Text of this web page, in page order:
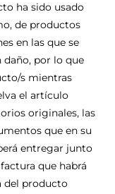
ha sido usado
de productos
en las que se
por lo que
s mientras
el artículo
originales, las
que en su
entregar junto
que habrá
del producto